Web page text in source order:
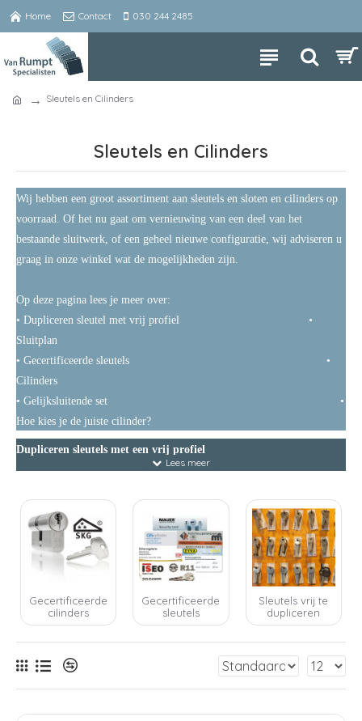
Home Contact 030 244 2485
Sleutels en Cilinders
Sleutels en Cilinders
Wij hebben een groot assortiment aan sleutels en sloten en cilinders op
voorraad. Of het nu gaat om vernieuwing van een deel van het
bestaande sluitwerk, of een geheel nieuwe configuratie, wij adviseren u
graag in onze winkel wat de mogelijkheden zijn.
Op deze pagina lees je meer over:
• Dupliceren sleutel met vrij profiel
•
Sluitplan
• Gecertificeerde sleutels
•
Cilinders
• Gelijksluitende set
•
Hoe kies je de juiste cilinder?
Dupliceren sleutels met een vrij profiel
we maken de sleutel graag voor u, terwijl u wacht. Met ons grootte
assortiment voorraadsleutels staan wij u graag direct te hulp. Is de
sleutel desondanks niet op voorraad dan organiseren wij dit alsnog snel
voor u.
Gecertificeerde sleutels (beschermd profiel)
veiligheid certificaat. Hiermee heeft u in de hand wie sleutels kan laten
dupliceren. Zonder certificaat geen duplicaat. Wij kunnen naast nieuwe
gecertificeerde cilinders en sleutels leveren. Uiteraard is ook het
Gecertificeerde
cilinders
Gecertificeerde
sleutels
Sleutels vrij te
dupliceren